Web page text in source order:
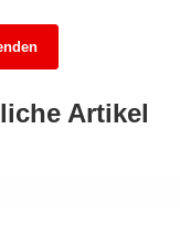
Artikel
im
Wer